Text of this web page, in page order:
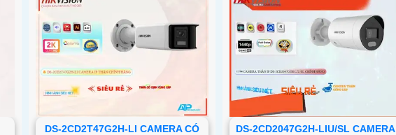
DS-2CD2T47G2H-LI CAMERA CÓ
DS-2CD2047G2H-LIU/SL CAMERA